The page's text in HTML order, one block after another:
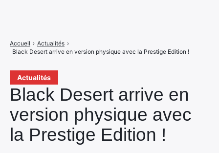
Actualités
Black Desert arrive en
version physique avec
la Prestige Edition !
Accueil › Actualités ›
Black Desert arrive en version physique avec la Prestige Edition !